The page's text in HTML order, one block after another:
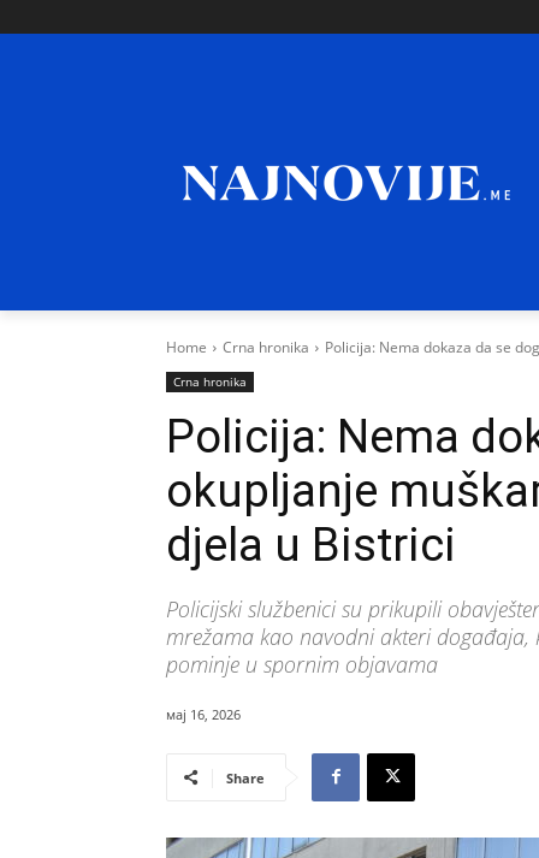
Home Crna hronika Policija: Nema dokaza da se
Crna hronika
Policija: Nema
okupljanje
djela u Bistrici
Policijski službenici su prikupili
mrežama kao navodni akteri događaja,
pominje u spornim objavama
мај 16, 2026
Share